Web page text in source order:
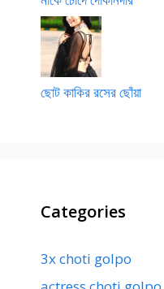
ছোট কাকির রসের ছোঁয়া
Categories
3x choti golpo